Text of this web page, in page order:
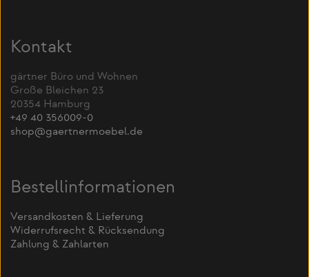
Kontakt
gärtner Büro und Wohnen
Große Bleichen 23
20354 Hamburg
+49 40 356009-0
shop@gaertnermoebel.de
Bestellinformationen
Versandkosten & Lieferung
Widerrufsrecht & Rücksendung
Zahlung & Zahlarten